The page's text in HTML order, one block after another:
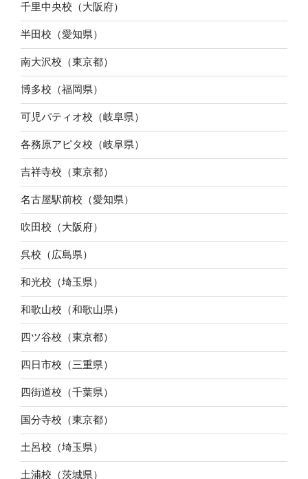
千里中央校（大阪府）
半田校（愛知県）
南大沢校（東京都）
博多校（福岡県）
可児パティオ校（岐阜県）
各務原アピタ校（岐阜県）
吉祥寺校（東京都）
名古屋駅前校（愛知県）
吹田校（大阪府）
呉校（広島県）
和光校（埼玉県）
和歌山校（和歌山県）
四ツ谷校（東京都）
四日市校（三重県）
四街道校（千葉県）
国分寺校（東京都）
土呂校（埼玉県）
土浦校（茨城県）